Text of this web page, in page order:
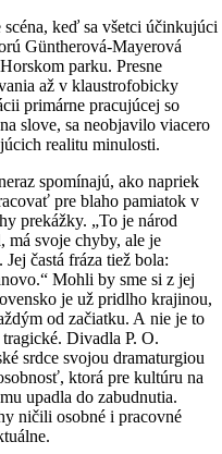
keď sa všetci účinkujúci
Güntherová-Mayerová
parku. Presne
až v klaustrofobicky
primárne pracujúcej so
slove, sa neobjavilo viacero
realitu minulosti.
spomínajú, ako napriek
pre blaho pamiatok v
prekážky. „To je národ
má svoje chyby, ale je
častá fráza tiež bola:
Mohli by sme si z jej
je už pridlho krajinou,
od začiatku. A nie je to
Divadla P. O.
srdce svojou dramaturgiou
ktorá pre kultúru na
upadla do zabudnutia.
ničili osobné i pracovné